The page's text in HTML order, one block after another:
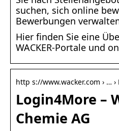
suchen, sich online
Bewerbungen
Hier finden Sie eine
WACKER-Portale und
http s://www.wacker.com › …
Login4More –
Chemie AG